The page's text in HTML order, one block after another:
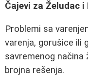
Čajevi za Želudac
Problemi sa
varenja, gorušice ili
savremenog načina
brojna rešenja.